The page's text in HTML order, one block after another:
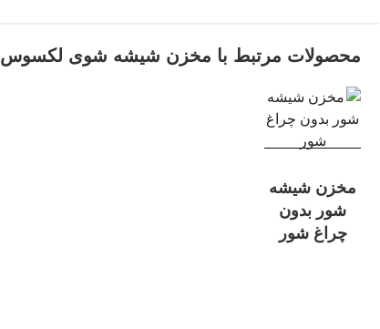
محصولات مرتبط با مخزن شیشه شوی لکسوس NX
مخزن شیشه
شور بدون
چراغ شور